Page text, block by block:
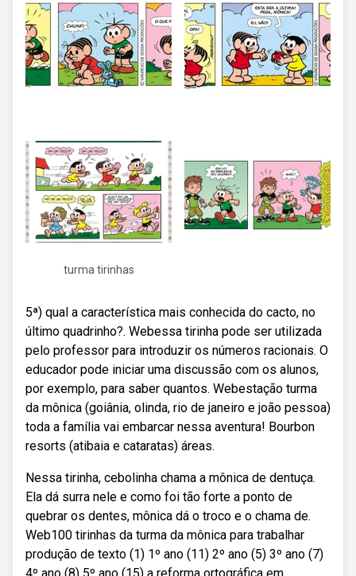
turma tirinhas
5ª) qual a característica mais conhecida do cacto, no
último quadrinho?. Webessa tirinha pode ser utilizada
pelo professor para introduzir os números racionais. O
educador pode iniciar uma discussão com os alunos,
por exemplo, para saber quantos. Webestação turma
da mônica (goiânia, olinda, rio de janeiro e joão pessoa)
toda a família vai embarcar nessa aventura! Bourbon
resorts (atibaia e cataratas) áreas.
Nessa tirinha, cebolinha chama a mônica de dentuça.
Ela dá surra nele e como foi tão forte a ponto de
quebrar os dentes, mônica dá o troco e o chama de.
Web100 tirinhas da turma da mônica para trabalhar
produção de texto (1) 1º ano (11) 2º ano (5) 3º ano (7)